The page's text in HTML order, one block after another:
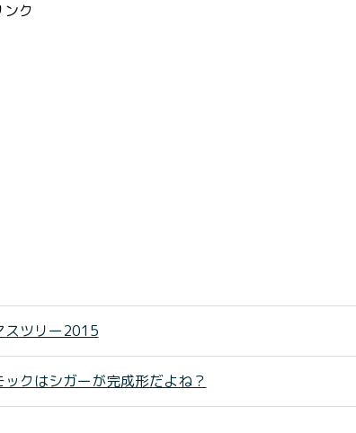
ク
スツリー2015
ックはシガーが完成形だよね？